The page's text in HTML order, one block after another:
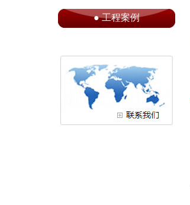
● 工程案例